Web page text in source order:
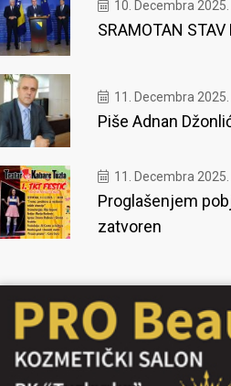
10. Decembra 2025.
SRAMOTAN
11. Decembra 2025.
Piše Adnan
11. Decembra 2025.
Proglašenjem
zatvoren